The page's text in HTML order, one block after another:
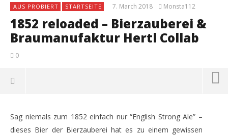
AUS PROBIERT STARTSEITE 7. March 2018 Monsta112
1852 reloaded – Bierzauberei &
Braumanufaktur Hertl Collab
0
Sag niemals zum 1852 einfach nur “English Strong Ale” –
dieses Bier der Bierzauberei hat es zu einem gewissen